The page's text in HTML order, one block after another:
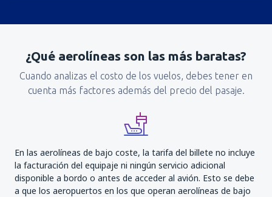
¿Qué aerolíneas son las más baratas?
Cuando analizas el costo de los vuelos, debes tener en
cuenta más factores además del precio del pasaje.
En las aerolíneas de bajo coste, la tarifa del billete no incluye
la facturación del equipaje ni ningún servicio adicional
disponible a bordo o antes de acceder al avión. Esto se debe
a que los aeropuertos en los que operan aerolíneas de bajo